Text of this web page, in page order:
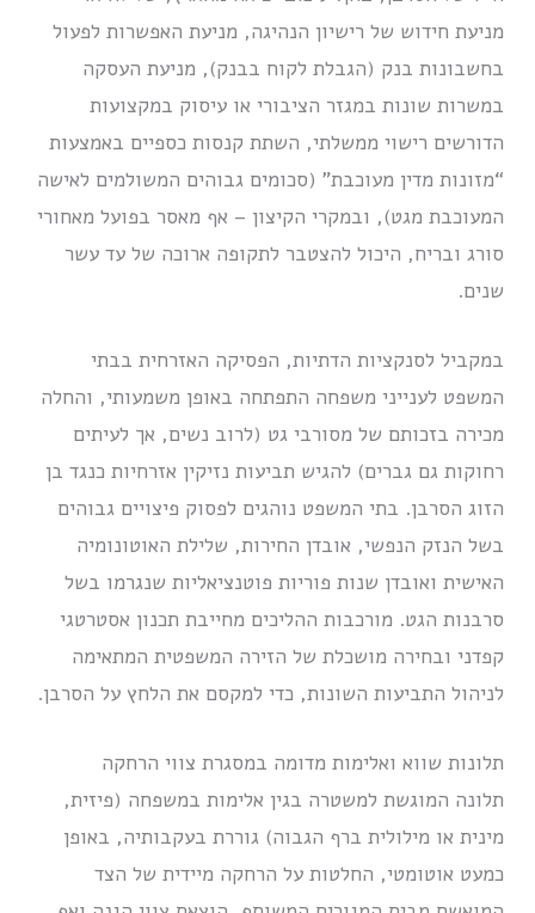
מניעת חידוש של רישיון הנהיגה, מניעת האפשרות לפעול
בחשבונות בנק (הגבלת לקוח בבנק), מניעת העסקה
במשרות שונות במגזר הציבורי או עיסוק במקצועות
הדורשים רישוי ממשלתי, השתת קנסות כספיים באמצעות
“מזונות מדין מעוכבת” (סכומים גבוהים המשולמים לאישה
המעוכבת מגט), ובמקרי הקיצון – אף מאסר בפועל מאחורי
סורג ובריח, היכול להצטבר לתקופה ארוכה של עד עשר
שנים.
במקביל לסנקציות הדתיות, הפסיקה האזרחית בבתי
המשפט לענייני משפחה התפתחה באופן משמעותי, והחלה
מכירה בזכותם של מסורבי גט (לרוב נשים, אך לעיתים
רחוקות גם גברים) להגיש תביעות נזיקין אזרחיות כנגד בן
הזוג הסרבן. בתי המשפט נוהגים לפסוק פיצויים גבוהים
בשל הנזק הנפשי, אובדן החירות, שלילת האוטונומיה
האישית ואובדן שנות פוריות פוטנציאליות שנגרמו בשל
סרבנות הגט. מורכבות ההליכים מחייבת תכנון אסטרטגי
קפדני ובחירה מושכלת של הזירה המשפטית המתאימה
לניהול התביעות השונות, כדי למקסם את הלחץ על הסרבן.
תלונות שווא ואלימות מדומה במסגרת צווי הרחקה
תלונה המוגשת למשטרה בגין אלימות במשפחה (פיזית,
מינית או מילולית ברף הגבוה) גוררת בעקבותיה, באופן
כמעט אוטומטי, החלטות על הרחקה מיידית של הצד